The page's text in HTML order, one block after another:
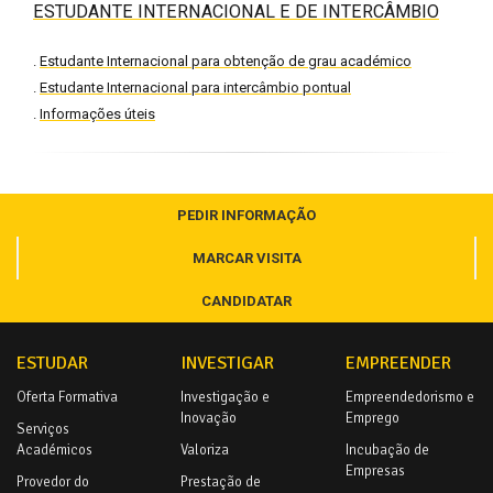
ESTUDANTE INTERNACIONAL E DE INTERCÂMBIO
Estudante Internacional para obtenção de grau académico
Estudante Internacional para intercâmbio pontual
Informações úteis
PEDIR INFORMAÇÃO
MARCAR VISITA
CANDIDATAR
ESTUDAR
Oferta Formativa
Serviços
Académicos
Provedor do
INVESTIGAR
Investigação e
Inovação
Valoriza
Prestação de
EMPREENDER
Empreendedorismo e
Emprego
Incubação de
Empresas